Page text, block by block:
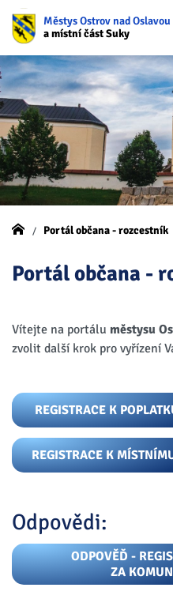
Portál občana - rozcestník
Portál občana -
Vítejte na portálu městysu
zvolit další krok pro vyřízení
REGISTRACE K
REGISTRACE K
Odpovědi:
ODPOVĚĎ -
ZA
Městys Ostrov nad Oslavou
a místní část Suky